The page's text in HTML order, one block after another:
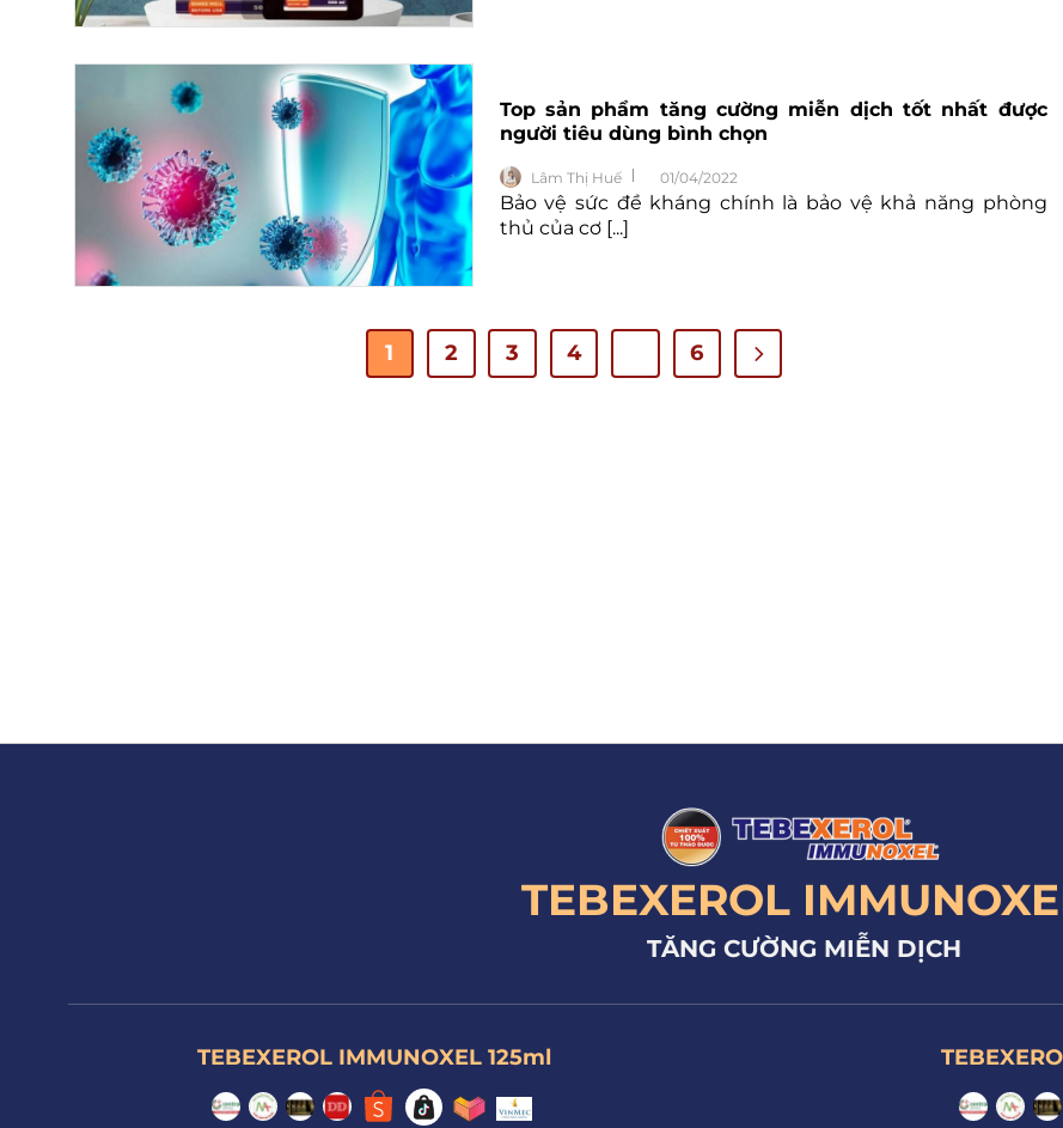
Top sản phẩm tăng cường miễn dịch tốt nhất được
người tiêu dùng bình chọn
Lâm Thị Huế 01/04/2022
Bảo vệ sức đề kháng chính là bảo vệ khả năng phòng
thủ của cơ [...]
1 2 3 4 6
TEBEXEROL
TĂNG CƯỜNG MIỄN DỊCH
TEBEXEROL IMMUNOXEL 125ml